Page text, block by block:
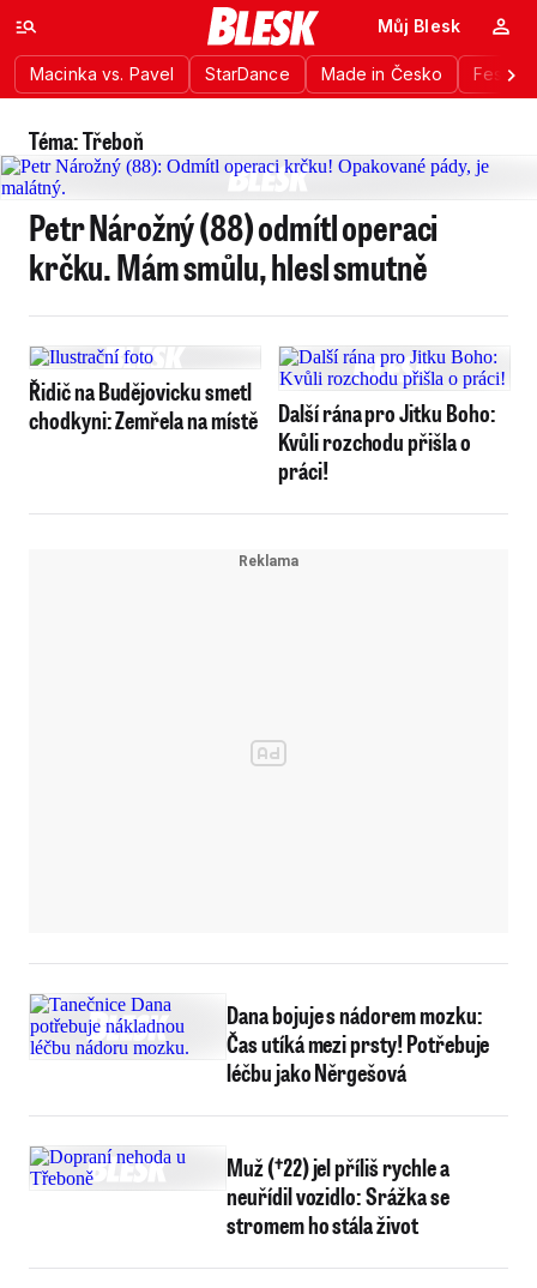
Macinka vs. Pavel StarDance Made in Česko
Můj Blesk
Téma: Třeboň
Petr Nárožný (88) odmítl operaci
krčku. Mám smůlu, hlesl smutně
Řidič na Budějovicku smetl
chodkyni: Zemřela na místě
Další rána pro Jitku Boho:
Kvůli rozchodu přišla o
práci!
Dana bojuje s nádorem mozku:
Čas utíká mezi prsty! Potřebuje
léčbu jako Něrgešová
Muž (†22) jel příliš rychle a
neuřídil vozidlo: Srážka se
stromem ho stála život